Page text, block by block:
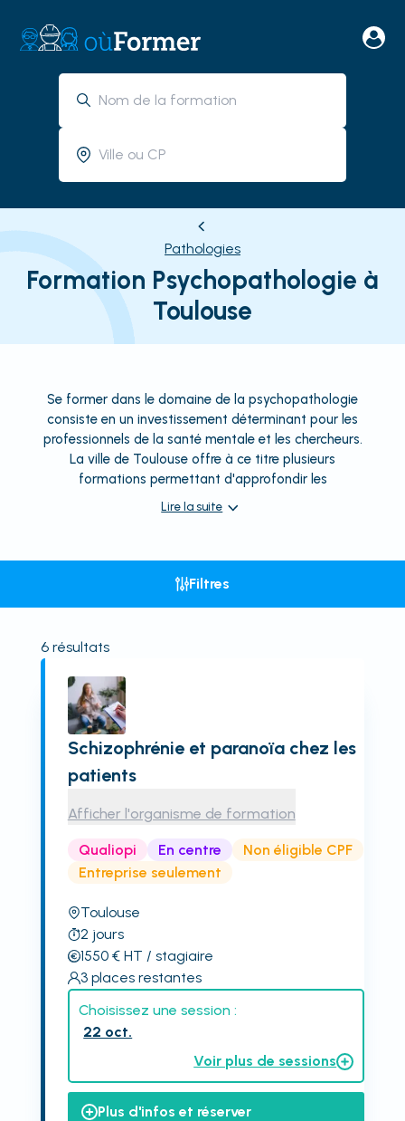
Pathologies
Formation Psychopathologie à
Toulouse
Se former dans le domaine de la psychopathologie
consiste en un investissement déterminant pour les
professionnels de la santé mentale et les chercheurs.
La ville de Toulouse offre à ce titre plusieurs
formations permettant d'approfondir les
Lire la suite
Filtres
6résultats
Schizophrénie et paranoïa chez les
patients
Afficher l'organisme de formation
Qualiopi En centre
Non éligible CPF
Entreprise seulement
Toulouse
2 jours
1550€ HT / stagiaire
3 places restantes
Choisissez une session :
22 oct.
Voir plus de sessions
Plus d'infos et réserver